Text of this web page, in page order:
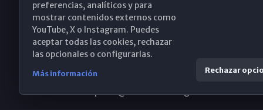
Santa María, 18-20. 29015 Málaga
(+34) 952 224 386
preferencias, analíticos y para
mostrar contenidos externos como
YouTube, X o Instagram. Puedes
aceptar todas las cookies, rechazar
las opcionales o configurarlas.
Más información Rechazar